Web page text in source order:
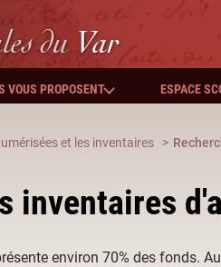
du Var
VOUS PROPOSENT ESPACE
et les inventaires
inventaires
environ 70% des fonds.